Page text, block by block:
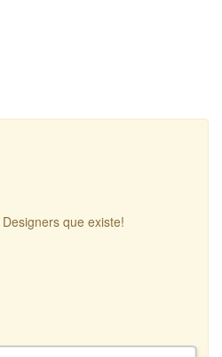
que existe!